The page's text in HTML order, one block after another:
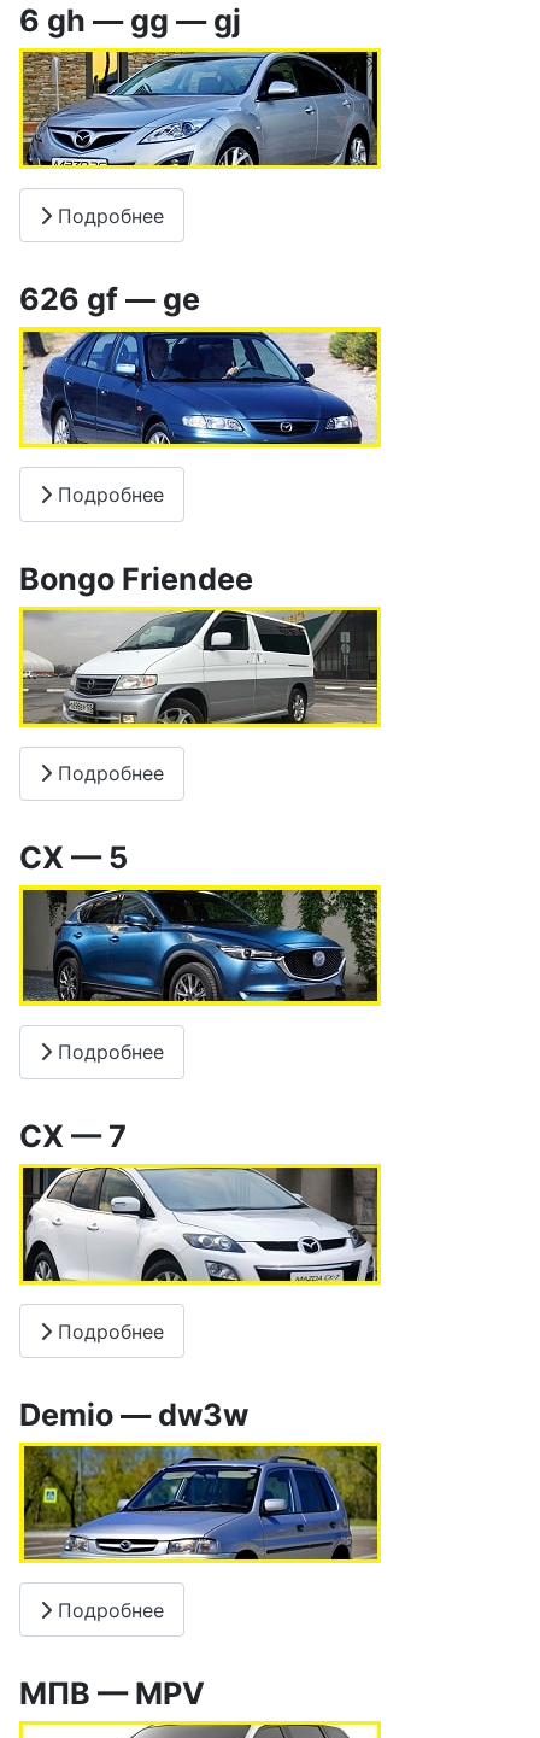
6 gh — gg — gj
Подробнее
626 gf — ge
Подробнее
Bongo Friendee
Подробнее
CX — 5
Подробнее
CX — 7
Подробнее
Demio — dw3w
Подробнее
МПВ — MPV